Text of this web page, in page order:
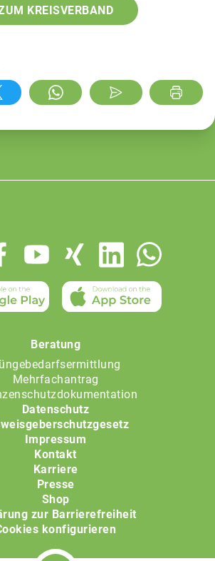
KREISVERBAND
Beratung
Mehrfachantrag
Datenschutz
Impressum
Kontakt
Karriere
Presse
Shop
zur Barrierefreiheit
konfigurieren